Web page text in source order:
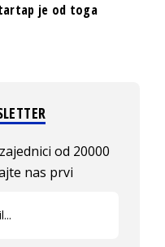
je od toga
od 20000
nas prvi